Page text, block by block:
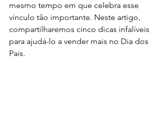
mesmo tempo em que celebra esse
vínculo tão importante. Neste artigo,
compartilharemos cinco dicas infalíveis
para ajudá-lo a vender mais no Dia dos
Pais.